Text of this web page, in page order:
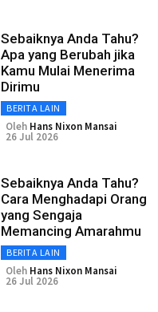
Sebaiknya Anda Tahu?
Apa yang Berubah jika
Kamu Mulai Menerima
Dirimu
BERITA LAIN
Oleh Hans Nixon Mansai
26 Jul 2026
Sebaiknya Anda Tahu?
Cara Menghadapi Orang
yang Sengaja
Memancing Amarahmu
BERITA LAIN
Oleh Hans Nixon Mansai
26 Jul 2026